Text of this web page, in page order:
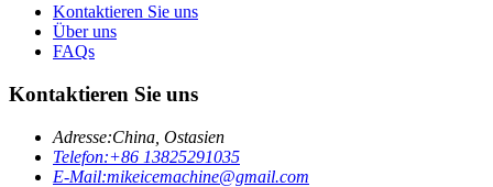
Kontaktieren Sie uns
Über uns
FAQs
Kontaktieren Sie uns
Adresse:China, Ostasien
Telefon:+86 13825291035
E-Mail:mikeicemachine@gmail.com